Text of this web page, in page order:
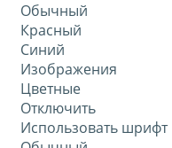
Обычный
Красный
Синий
Изображения
Цветные
Отключить
Использовать шрифт